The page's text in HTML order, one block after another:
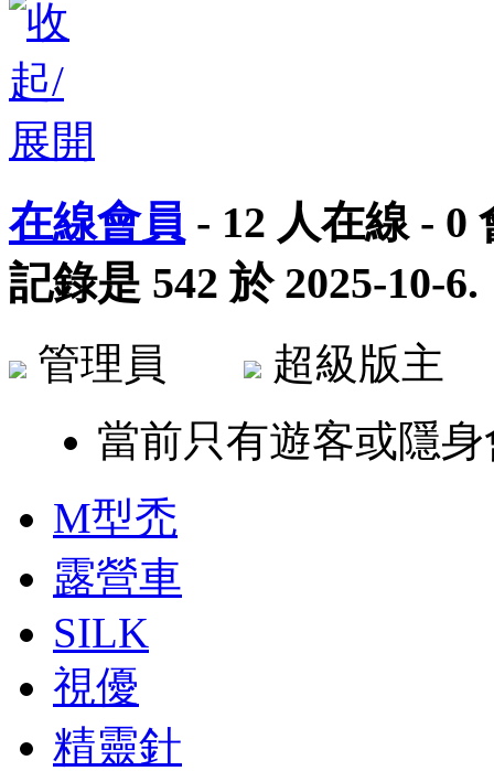
在線會員 - 12 人在線 - 0
記錄是 542 於 2025-10-6.
管理員
超級版
當前只有遊客或隱
M型禿
露營車
SILK
視優
精靈針